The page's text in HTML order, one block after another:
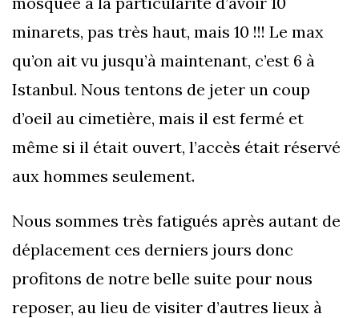
minarets, pas très haut, mais 10 !!! Le max
qu’on ait vu jusqu’à maintenant, c’est 6 à
Istanbul. Nous tentons de jeter un coup
d’oeil au cimetière, mais il est fermé et
même si il était ouvert, l’accès était réservé
aux hommes seulement.
Nous sommes très fatigués après autant de
déplacement ces derniers jours donc
profitons de notre belle suite pour nous
reposer, au lieu de visiter d’autres lieux à